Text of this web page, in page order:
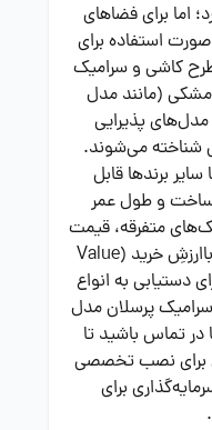
اما برای فضاهای
استفاده برای
2. بهترین طرح کاشی و سرامیک
(مانند مدل
مدل‌های پذیرایی
شناخته می‌شوند.
برندها قابل
ساخت و طول عمر
متفرقه، قیمت
این محصول به عنوان یک گزینه باارزشِ خرید (Value
پرسلانمدل
در تماس باشید تا
برای نصب تخصصی
برای